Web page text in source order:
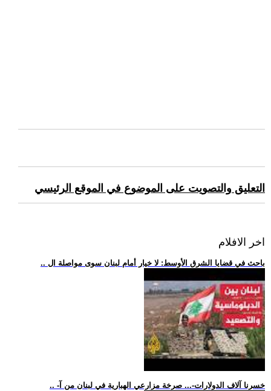
التعليق والتصويت على الموضوع في الموقع الرئيسي
اخر الافلام
.. باحث في قضايا الشرق الأوسط: لا خيار أمام لبنان سوى مواصلة ال
.. -خسرنا آلاف الدولارات-... صرخة مزارعي الهبارية في لبنان من آ